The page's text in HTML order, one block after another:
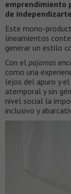
emprendimiento
de
Este mono-
lineamientos
generar un estilo
Con el pajamas
como una
lejos del apuro y
atemporal y sin
nivel social la
inclusivo y